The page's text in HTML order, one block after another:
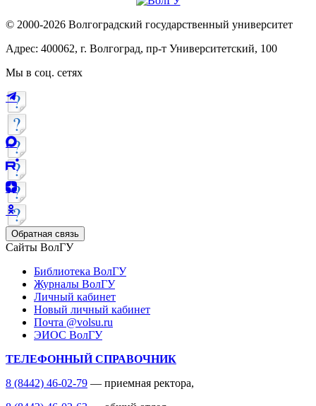
© 2000-2026 Волгоградский государственный университет
Адрес: 400062, г. Волгоград, пр-т Университетский, 100
Мы в соц. сетях
Обратная связь
Сайты ВолГУ
Библиотека ВолГУ
Журналы ВолГУ
Личный кабинет
Новый личный кабинет
Почта @volsu.ru
ЭИОС ВолГУ
ТЕЛЕФОННЫЙ СПРАВОЧНИК
8 (8442) 46-02-79 — приемная ректора,